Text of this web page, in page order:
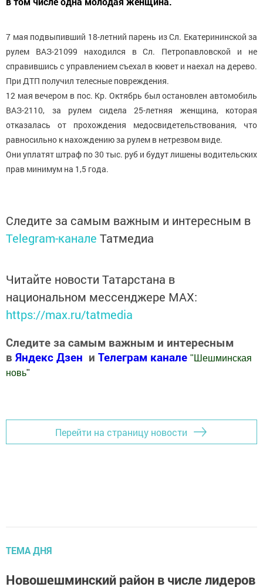
7 мая подвыпивший 18-летний парень из Сл. Екатерининской за
рулем ВАЗ-21099 находился в Сл. Петропавловской и не
справившись с управлением съехал в кювет и наехал на дерево.
При ДТП получил телесные повреждения.
12 мая вечером в пос. Кр. Октябрь был остановлен автомобиль
ВАЗ-2110, за рулем сидела 25-летняя женщина, которая
отказалась от прохождения медосвидетельствования, что
равносильно к нахождению за рулем в нетрезвом виде.
Они уплатят штраф по 30 тыс. руб и будут лишены водительских
прав минимум на 1,5 года.
Следите за самым важным и интересным в
Telegram-канале Татмедиа
Читайте новости Татарстана в
национальном мессенджере MАХ:
https://max.ru/tatmedia
Следите за самым важным и интересным
в Яндекс Дзен и Телеграм канале " Шешминская
новь"
Перейти на страницу новости
ТЕМА ДНЯ
Новошешминский район в числе лидеров